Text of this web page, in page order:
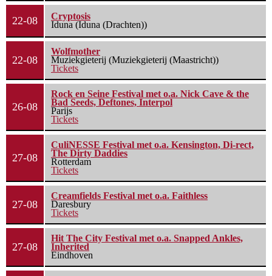
22-08
Cryptosis
Iduna (Iduna (Drachten))
22-08
Wolfmother
Muziekgieterij (Muziekgieterij (Maastricht))
Tickets
26-08
Rock en Seine Festival met o.a. Nick Cave & the
Bad Seeds, Deftones, Interpol
Parijs
Tickets
27-08
CuliNESSE Festival met o.a. Kensington, Di-rect,
The Dirty Daddies
Rotterdam
Tickets
27-08
Creamfields Festival met o.a. Faithless
Daresbury
Tickets
27-08
Hit The City Festival met o.a. Snapped Ankles,
Inherited
Eindhoven